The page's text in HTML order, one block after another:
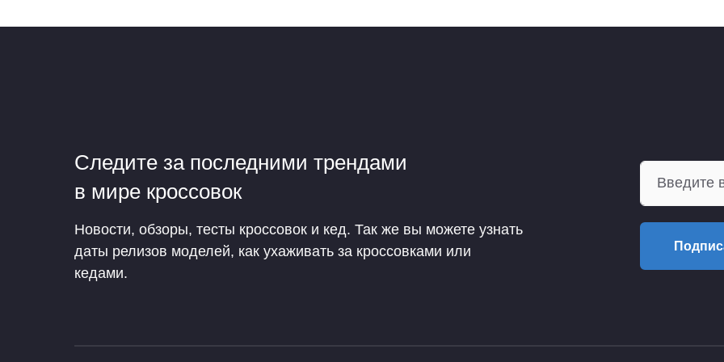
Следите за последними трендами
в мире кроссовок
Новости, обзоры, тесты кроссовок и кед. Так же вы можете узнать
даты релизов моделей, как ухаживать за кроссовками или
кедами.